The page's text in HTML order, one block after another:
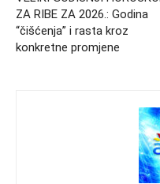
ZA RIBE ZA 2026.: Godina
“čišćenja” i rasta kroz
konkretne promjene